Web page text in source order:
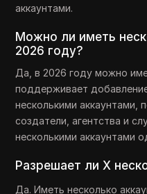
аккаунтами.
Можно ли иметь
2026 году?
Да, в 2026 году можно
поддерживает
несколькими аккаунтами,
создатели, агентства и
несколькими аккаунтами
Разрешает ли X
Да. Иметь несколько